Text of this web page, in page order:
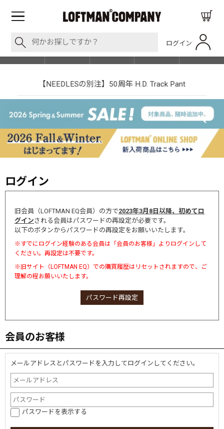
ログイン
SHOP LIST
【NEEDLESの別注】50周年 H.D. Track Pant
ログイン
旧会員（LOFTMAN EQ会員）の方で2023年3月8日以降、初めてロ
グインされる会員はパスワードの再設定が必要です。
以下のボタンからパスワードの再設定をお願いいたします。
※すでにログイン経験のある会員は「会員のお客様」よりログインして
ください。再設定は不要です。
※旧サイト（LOFTMAN EQ）での購買履歴はリセットされますので、ご
理解の程お願いいたします。
パスワード再設定
会員のお客様
メールアドレスとパスワードを入力してログインしてください。
パスワードを表示する